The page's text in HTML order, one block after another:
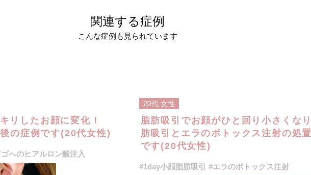
関連する症例
こんな症例も見られています
リしたお顔に変化！
の症例です(20代女性)
へのヒアルロン酸注入
20代 女性
脂肪吸引でお顔がひと回り小さくな
肪吸引とエラのボトックス注射の処
です(20代女性)
#1day小顔脂肪吸引 #エラのボトックス注射